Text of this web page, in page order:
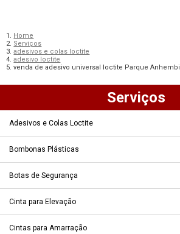
Home
Serviços
adesivos e colas loctite
adesivo loctite
venda de adesivo universal loctite Parque Anhembi
Serviços
Adesivos e Colas Loctite
Bombonas Plásticas
Botas de Segurança
Cinta para Elevação
Cintas para Amarração